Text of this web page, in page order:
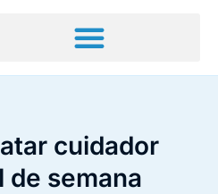
cuidador
de semana